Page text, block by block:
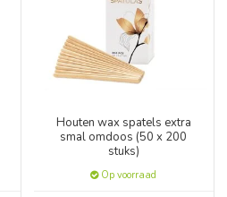
Houten wax spatels extra
smal omdoos (50 x 200
stuks)
Op voorraad